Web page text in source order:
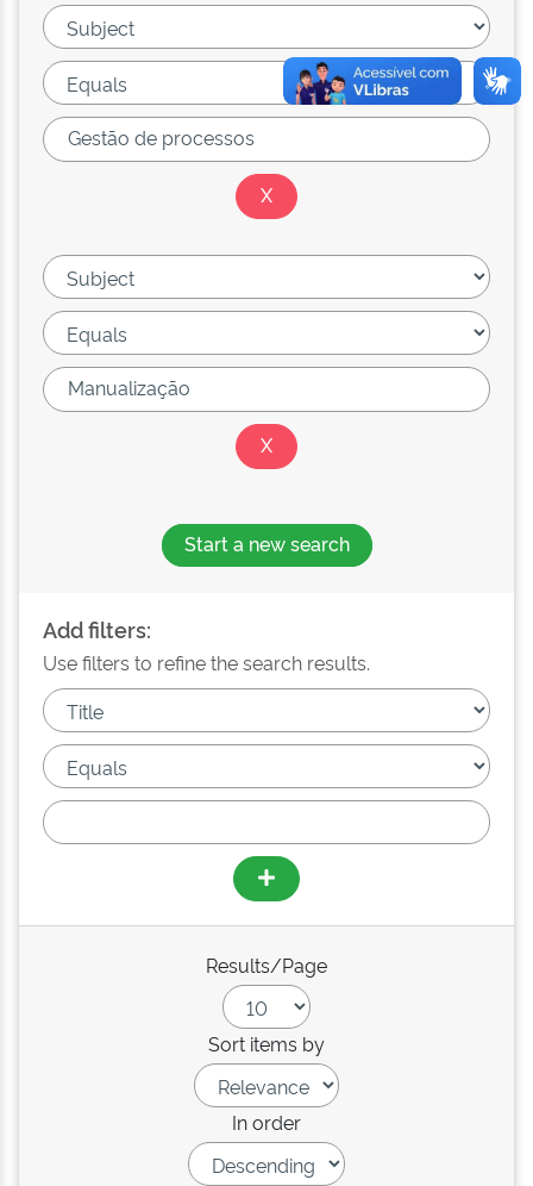
Start a new search
Add filters:
Use filters to refine the search results.
Results/Page
Sort items by
In order